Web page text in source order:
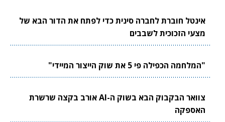
אינטל חוברת לחברה סינית כדי לפתח את הדור הבא של
מצעי הזכוכית לשבבים
"המלחמה הכפילה פי 5 את שוק הייצור המיידי"
צוואר הבקבוק הבא בשוק ה-AI אורב בקצה שרשרת
האספקה